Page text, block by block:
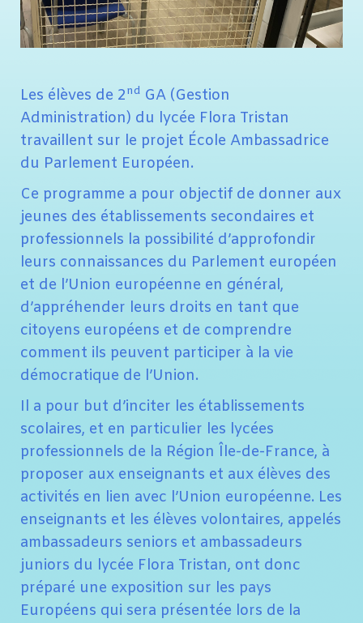
Les élèves de 2nd GA (Gestion
Administration) du lycée Flora Tristan
travaillent sur le projet École Ambassadrice
du Parlement Européen.
Ce programme a pour objectif de donner aux
jeunes des établissements secondaires et
professionnels la possibilité d’approfondir
leurs connaissances du Parlement européen
et de l’Union européenne en général,
d’appréhender leurs droits en tant que
citoyens européens et de comprendre
comment ils peuvent participer à la vie
démocratique de l’Union.
Il a pour but d’inciter les établissements
scolaires, et en particulier les lycées
professionnels de la Région Île-de-France, à
proposer aux enseignants et aux élèves des
activités en lien avec l’Union européenne. Les
enseignants et les élèves volontaires, appelés
ambassadeurs seniors et ambassadeurs
juniors du lycée Flora Tristan, ont donc
préparé une exposition sur les pays
Européens qui sera présentée lors de la